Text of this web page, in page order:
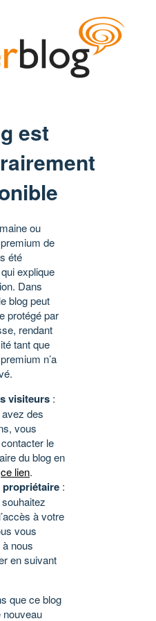
est
ou
de
été
explique
Dans
blog peut
protégé par
rendant
tant que
n’a
visiteurs :
des
vous
le
du blog en
ce lien.
propriétaire :
à votre
vous
nous
en suivant
que ce blog
nouveau